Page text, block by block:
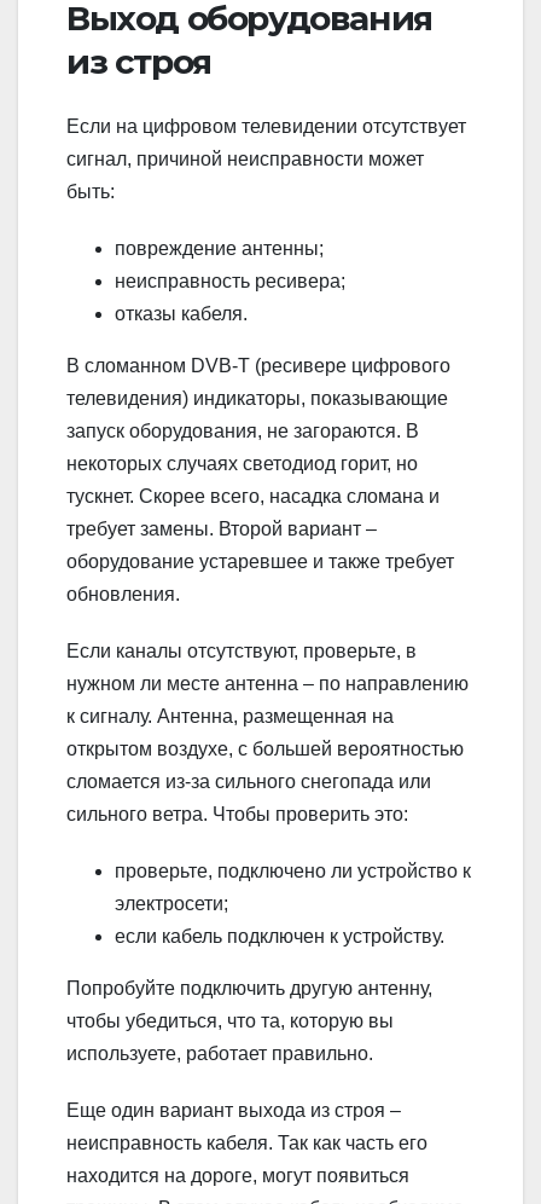
Выход оборудования
из строя
Если на цифровом телевидении отсутствует
сигнал, причиной неисправности может
быть:
повреждение антенны;
неисправность ресивера;
отказы кабеля.
В сломанном DVB-T (ресивере цифрового
телевидения) индикаторы, показывающие
запуск оборудования, не загораются. В
некоторых случаях светодиод горит, но
тускнет. Скорее всего, насадка сломана и
требует замены. Второй вариант –
оборудование устаревшее и также требует
обновления.
Если каналы отсутствуют, проверьте, в
нужном ли месте антенна – по направлению
к сигналу. Антенна, размещенная на
открытом воздухе, с большей вероятностью
сломается из-за сильного снегопада или
сильного ветра. Чтобы проверить это:
проверьте, подключено ли устройство к
электросети;
если кабель подключен к устройству.
Попробуйте подключить другую антенну,
чтобы убедиться, что та, которую вы
используете, работает правильно.
Еще один вариант выхода из строя –
неисправность кабеля. Так как часть его
находится на дороге, могут появиться